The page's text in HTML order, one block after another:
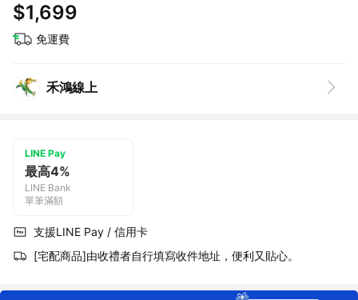
$1,699
免運費
禾鴻線上
LINE Pay
最高4%
LINE Bank
單筆滿額
支援LINE Pay / 信用卡
[宅配商品]由收禮者自行填寫收件地址，便利又貼心。